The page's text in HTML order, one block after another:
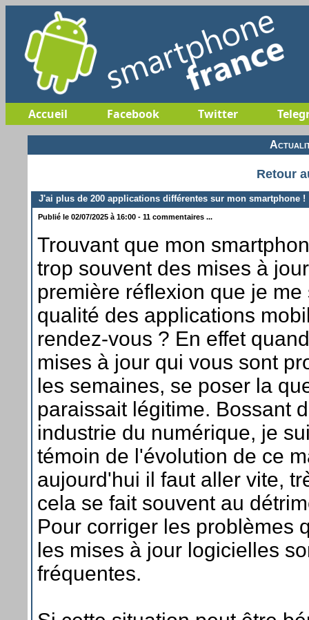
Accueil Facebook Twitter
Retour
J'ai plus de 200 applications différentes sur mon smartphone !
Publié le 02/07/2025 à 16:00 - 11 commentaires ...
Trouvant que mon
trop souvent des mises à
première réflexion que je
qualité des applications
rendez-vous ? En effet
mises à jour qui vous sont
les semaines, se poser la
paraissait légitime. Bossant
industrie du numérique, je
témoin de l'évolution de ce
aujourd'hui il faut aller vite,
cela se fait souvent au
Pour corriger les problèmes
les mises à jour logicielles
fréquentes.